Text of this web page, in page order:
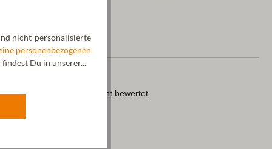
nicht-personalisierte
personenbezogenen
Du in unserer...